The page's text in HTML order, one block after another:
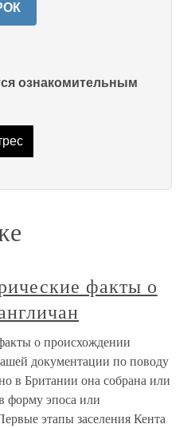
ознакомительным
факты о
о происхождении
документации по поводу
в Британии она собрана или
форму эпоса или
этапы заселения Кента